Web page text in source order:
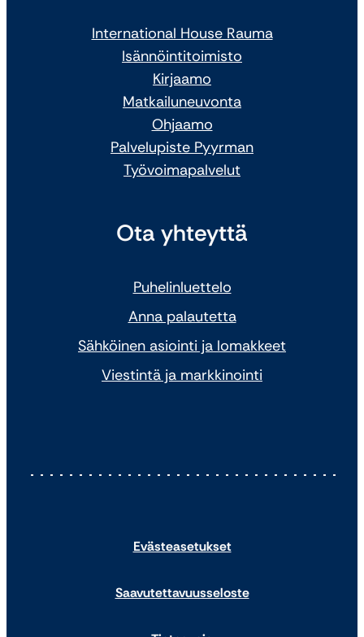
International House Rauma
Isännöintitoimisto
Kirjaamo
Matkailuneuvonta
Ohjaamo
Palvelupiste Pyyrman
Työvoimapalvelut
Ota yhteyttä
Puhelinluettelo
Anna palautetta
Sähköinen asiointi ja lomakkeet
Viestintä ja markkinointi
Evästeasetukset
Saavutettavuusseloste